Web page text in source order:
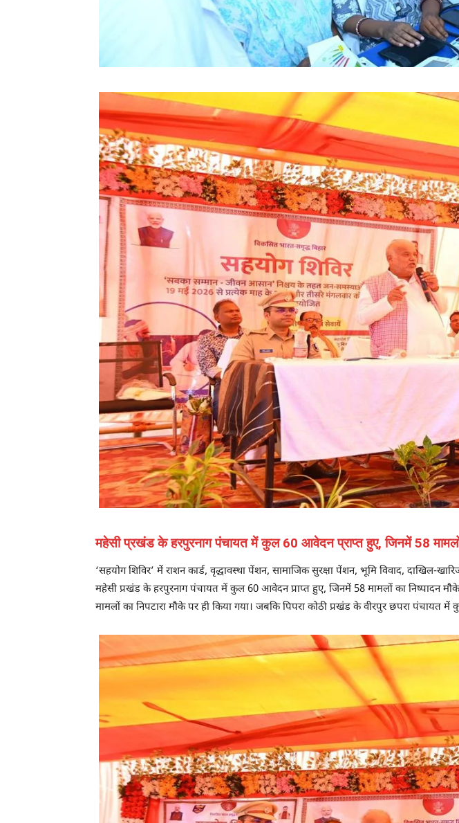
महेसी प्रखंड के हरपुरनाग पंचायत में कुल 60 आवेदन प्राप्त हुए, जिनमें 58 मामलों
‘सहयोग शिविर’ में राशन कार्ड, वृद्धावस्था पेंशन, सामाजिक सुरक्षा पेंशन, भूमि विवाद,
महेसी प्रखंड के हरपुरनाग पंचायत में कुल 60 आवेदन प्राप्त हुए, जिनमें 58 मामलों का निष्पादन
मामलों का निपटारा मौके पर ही किया गया। जबकि पिपरा कोठी प्रखंड के वीरपुर छपरा पंचायत